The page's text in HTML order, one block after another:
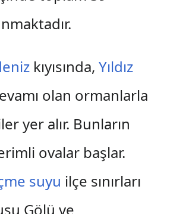
kıyısında, Yıldız
olan ormanlarla
yer alır. Bunların
ovalar başlar.
suyu ilçe sınırları
Gölü ve